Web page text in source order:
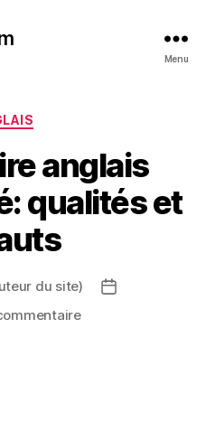
Menu
Catégories
anglais
qualités et
du site)
Date
sur